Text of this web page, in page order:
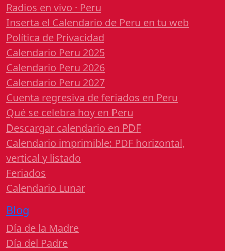
Radios en vivo · Peru
Inserta el Calendario de Peru en tu web
Política de Privacidad
Calendario Peru 2025
Calendario Peru 2026
Calendario Peru 2027
Cuenta regresiva de feriados en Peru
Qué se celebra hoy en Peru
Descargar calendario en PDF
Calendario imprimible: PDF horizontal,
vertical y listado
Feriados
Calendario Lunar
Blog
Día de la Madre
Día del Padre